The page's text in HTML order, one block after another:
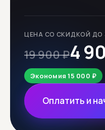
ЦЕНА СО СКИДКОЙ ДО
19 900 ₽4
Экономия 15 000 ₽
Оплатить и